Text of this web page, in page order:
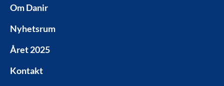
Om Danir
Nyhetsrum
Året 2025
Kontakt